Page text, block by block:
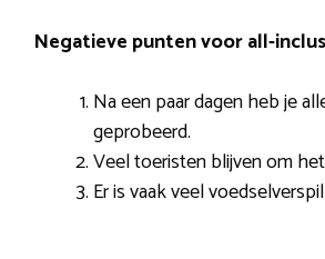
Negatieve punten voor all-
Na een paar dagen heb je
geprobeerd.
Veel toeristen blijven om
Er is vaak veel